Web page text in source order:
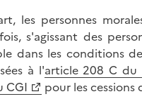
les personnes
s'agissant des
dans les conditions
à l'article 208 C du
CGI
pour les